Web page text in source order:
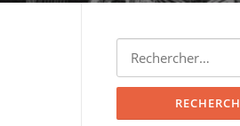
Rechercher :